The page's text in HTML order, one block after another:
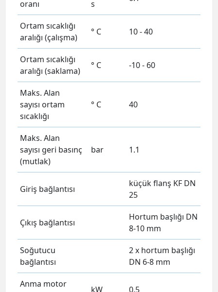
oranı
s
Ortam sıcaklığı
aralığı (çalışma)
° C 10 - 40
Ortam sıcaklığı
aralığı (saklama)
° C -10 - 60
Maks. Alan
sayısı ortam
sıcaklığı
° C 40
Maks. Alan
sayısı geri basınç
(mutlak)
bar 1.1
Giriş bağlantısı
küçük flanş KF DN
25
Çıkış bağlantısı
Hortum başlığı DN
8-10 mm
Soğutucu
bağlantısı
2 x hortum başlığı
DN 6-8 mm
Anma motor
kW 0.5